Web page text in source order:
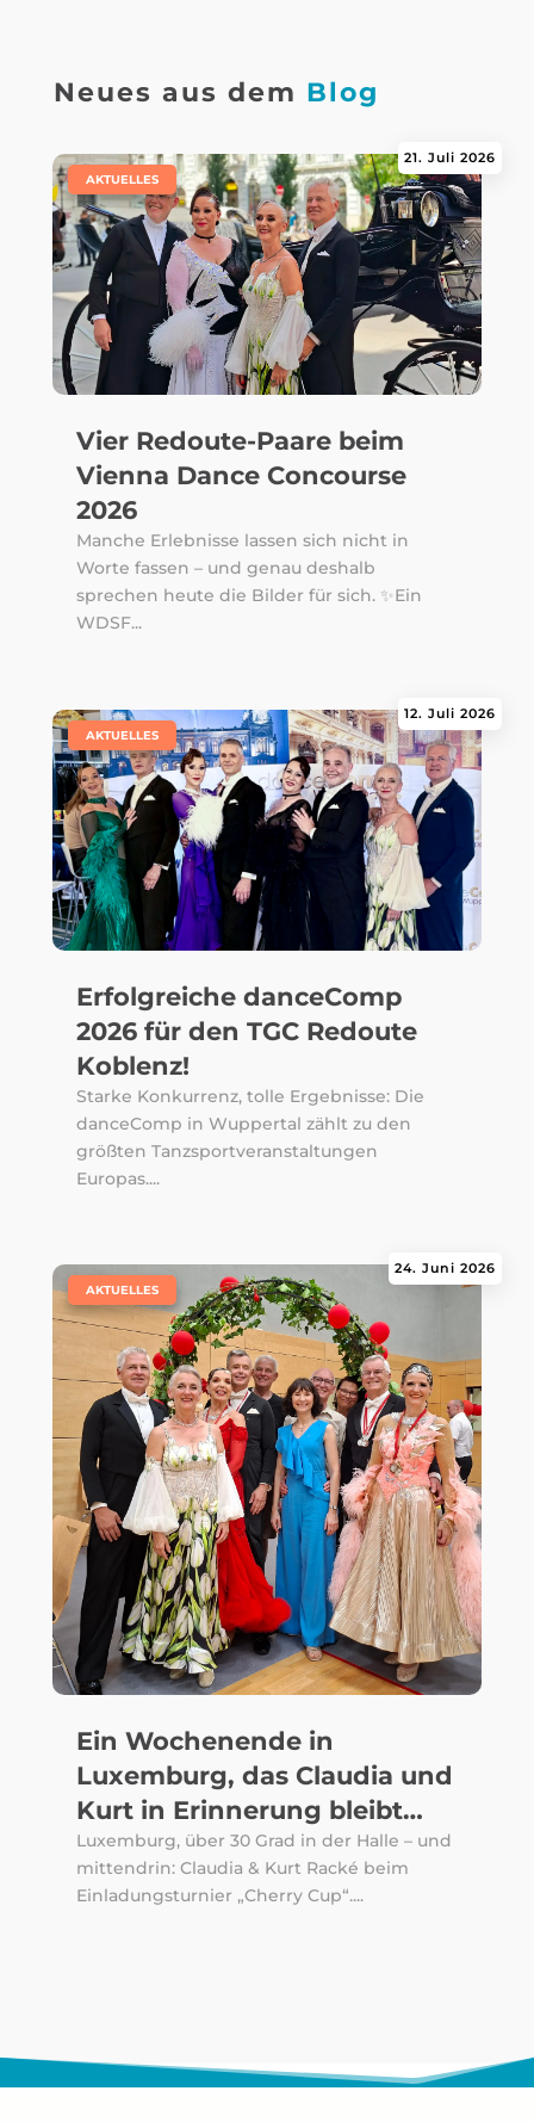
Neues aus dem Blog
Vier Redoute-Paare beim
Vienna Dance Concourse
2026
21. Juli 2026
AKTUELLES
Manche Erlebnisse lassen sich nicht in
Worte fassen – und genau deshalb
sprechen heute die Bilder für sich. ✨Ein
WDSF...
Erfolgreiche danceComp
2026 für den TGC Redoute
Koblenz!
12. Juli 2026
AKTUELLES
Starke Konkurrenz, tolle Ergebnisse: Die
danceComp in Wuppertal zählt zu den
größten Tanzsportveranstaltungen
Europas....
Ein Wochenende in
Luxemburg, das Claudia und
Kurt in Erinnerung bleibt…
24. Juni 2026
AKTUELLES
Luxemburg, über 30 Grad in der Halle – und
mittendrin: Claudia & Kurt Racké beim
Einladungsturnier „Cherry Cup“....